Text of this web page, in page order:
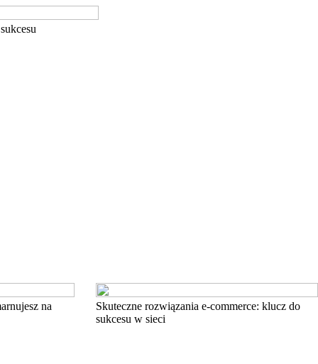
na
Skuteczne rozwiązania e-commerce: klucz do
sukcesu w sieci